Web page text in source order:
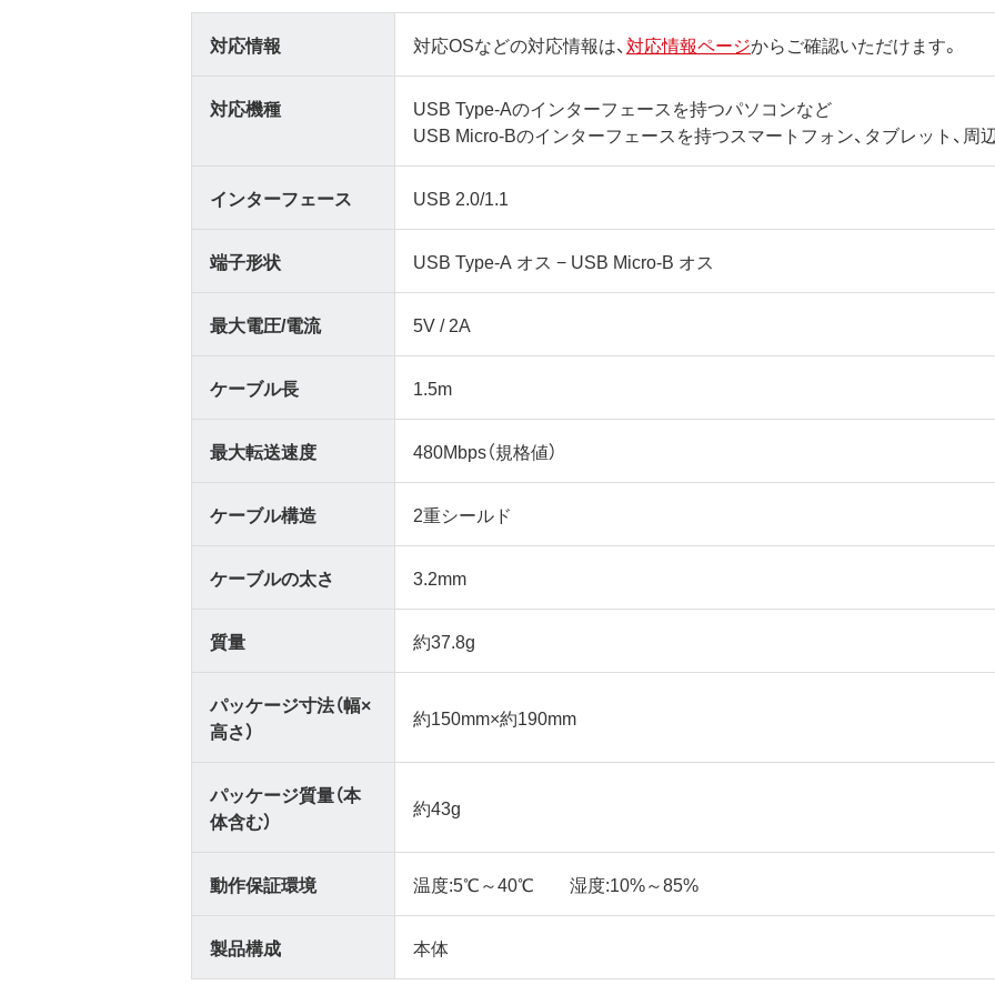
対応情報 対応OSなどの対応情報は、対応情報ページからご確認いただけます。
対応機種
USB Type-Aのインターフェースを持つパソコンなど
USB Micro-Bのインターフェースを持つスマートフォン、タブレット、周
インターフェース USB 2.0/1.1
端子形状 USB Type-A オス − USB Micro-B オス
最大電圧/電流 5V / 2A
ケーブル長 1.5m
最大転送速度 480Mbps（規格値）
ケーブル構造 2重シールド
ケーブルの太さ 3.2mm
質量 約37.8g
パッケージ寸法（幅×
高さ）
約150mm×約190mm
パッケージ質量（本
体含む）
約43g
動作保証環境 温度:5℃～40℃ 湿度:10%～85%
製品構成 本体